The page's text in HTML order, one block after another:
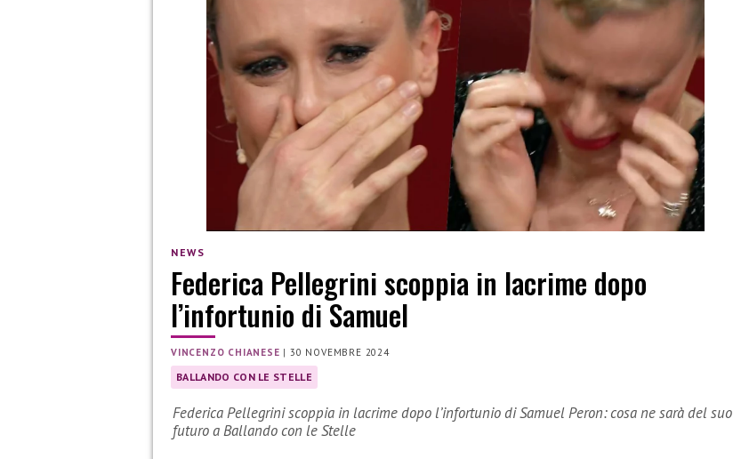
NEWS
Federica Pellegrini scoppia in lacrime dopo
l’infortunio di Samuel
VINCENZO CHIANESE |30 NOVEMBRE 2024
BALLANDO CON LE STELLE
Federica Pellegrini scoppia in lacrime dopo l’infortunio di Samuel Peron: cosa ne sarà del suo
futuro a Ballando con le Stelle